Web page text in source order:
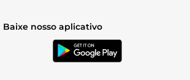
Baixe nosso aplicativo